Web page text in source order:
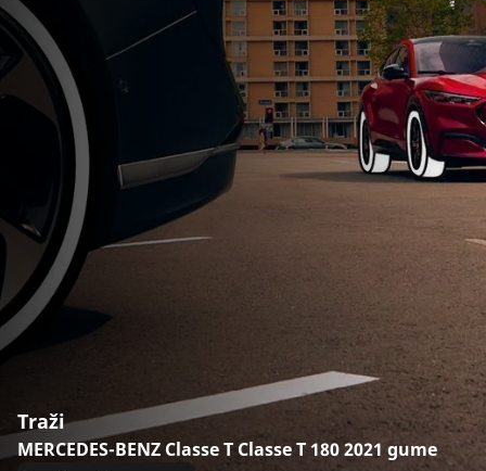
Traži
MERCEDES-BENZ Classe T Classe T 180 2021 gume